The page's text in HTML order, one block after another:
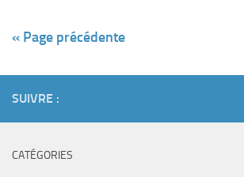
« Page précédente
SUIVRE :
CATÉGORIES